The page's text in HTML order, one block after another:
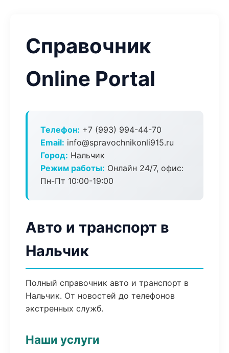
Справочник
Online Portal
Телефон: +7 (993) 994-44-70
Email: info@spravochnikonli915.ru
Город: Нальчик
Режим работы: Онлайн 24/7, офис:
Пн-Пт 10:00-19:00
Авто и транспорт в
Нальчик
Полный справочник авто и транспорт в
Нальчик. От новостей до телефонов
экстренных служб.
Наши услуги